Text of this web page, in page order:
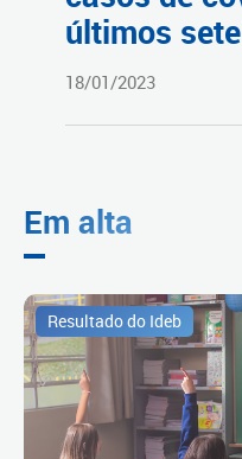
últimos
18/01/2023
Em alta
Resultado do Ideb